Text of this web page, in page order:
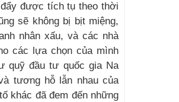
được tích tụ theo thời
sẽ không bị bịt miệng,
nhân xấu, và các nhà
các lựa chọn của mình
quỹ đầu tư quốc gia Na
tương hỗ lẫn nhau của
khác đã đem đến những